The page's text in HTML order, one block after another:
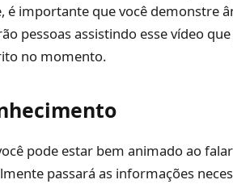
é importante que você demonstre
pessoas assistindo esse vídeo
no momento.
pode estar bem animado ao
passará as informações